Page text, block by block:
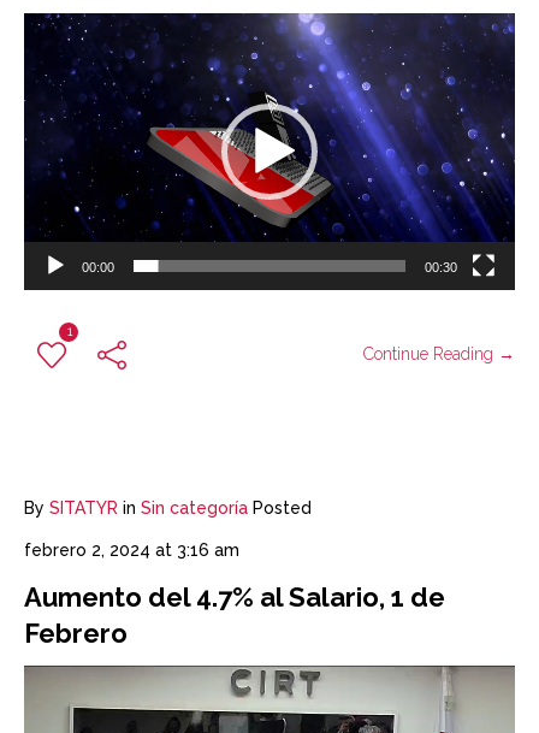
Reproductor
vídeo
00:00 00:30
1
Continue Reading →
By SITATYR in Sin categoría Posted
febrero 2, 2024 at 3:16 am
Aumento del 4.7% al Salario, 1 de
Febrero